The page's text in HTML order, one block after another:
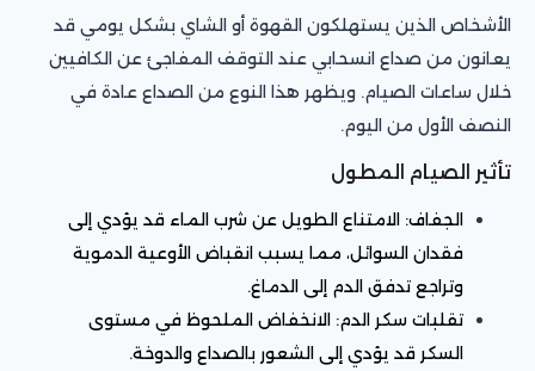
الأشخاص الذين يستهلكون القهوة أو الشاي بشكل يومي قد
يعانون من صداع انسحابي عند التوقف المفاجئ عن الكافيين
خلال ساعات الصيام. ويظهر هذا النوع من الصداع عادة في
النصف الأول من اليوم.
تأثير الصيام المطول
الجفاف: الامتناع الطويل عن شرب الماء قد يؤدي إلى
فقدان السوائل، مما يسبب انقباض الأوعية الدموية
وتراجع تدفق الدم إلى الدماغ.
تقلبات سكر الدم: الانخفاض الملحوظ في مستوى
السكر قد يؤدي إلى الشعور بالصداع والدوخة.